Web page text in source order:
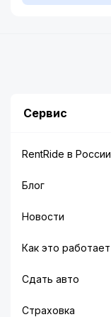
Сервис
RentRide в России
Блог
Новости
Как это работает
Сдать авто
Страховка